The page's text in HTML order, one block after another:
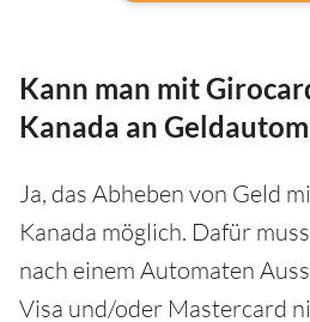
Kann man mit
Kanada an
Ja, das Abheben von Geld
Kanada möglich. Dafür
nach einem Automaten
Visa und/oder Mastercard